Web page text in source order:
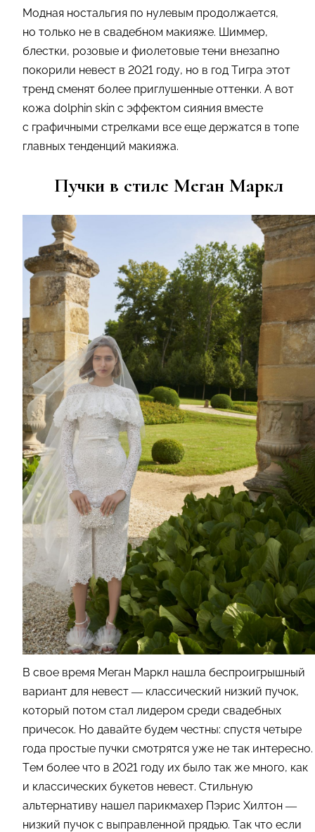
Модная ностальгия по нулевым продолжается,
но только не в свадебном макияже. Шиммер,
блестки, розовые и фиолетовые тени внезапно
покорили невест в 2021 году, но в год Тигра этот
тренд сменят более приглушенные оттенки. А вот
кожа dolphin skin с эффектом сияния вместе
с графичными стрелками все еще держатся в топе
главных тенденций макияжа.
Пучки в стиле Меган Маркл
В свое время Меган Маркл нашла беспроигрышный
вариант для невест — классический низкий пучок,
который потом стал лидером среди свадебных
причесок. Но давайте будем честны: спустя четыре
года простые пучки смотрятся уже не так интересно.
Тем более что в 2021 году их было так же много, как
и классических букетов невест. Стильную
альтернативу нашел парикмахер Пэрис Хилтон —
низкий пучок с выправленной прядью. Так что если